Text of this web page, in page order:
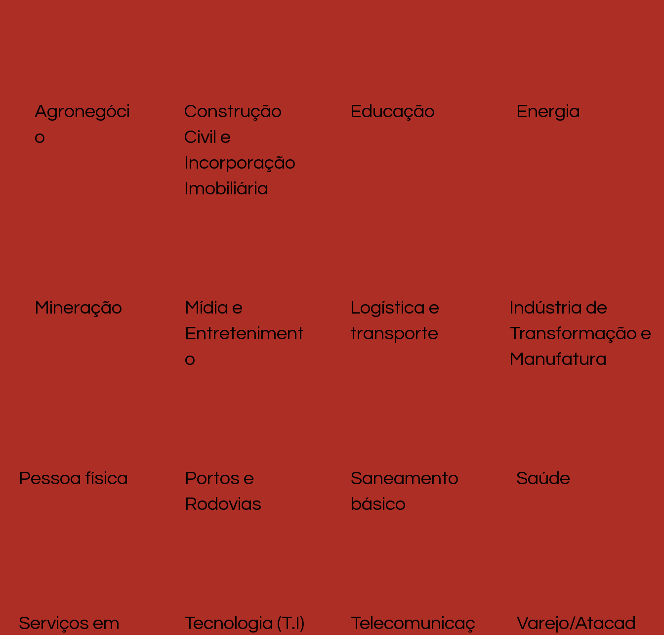
Agronegóci
o
Construção
Civil e
Incorporação
Imobiliária
Educação Energia
Mineração
Mídia e
Entreteniment
o
Logística e
transporte
Indústria de
Transformação e
Manufatura
Pessoa física
Portos e
Rodovias
Saneamento
básico
Saúde
Serviços em Tecnologia (T.I) Telecomunicaç Varejo/Atacad